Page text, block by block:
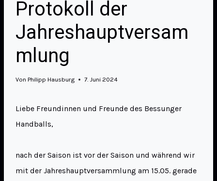
Protokoll der
Jahreshauptversam
mlung
Von Philipp Hausburg 7. Juni 2024
Liebe Freundinnen und Freunde des Bessunger
Handballs,
nach der Saison ist vor der Saison und während wir
mit der Jahreshauptversammlung am 15.05. gerade